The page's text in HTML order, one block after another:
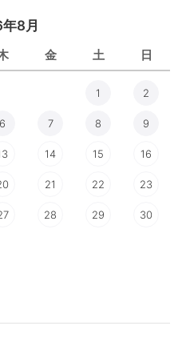
8月
金 土 日
1 2
6 7 8 9
14 15 16
21 22 23
28 29 30